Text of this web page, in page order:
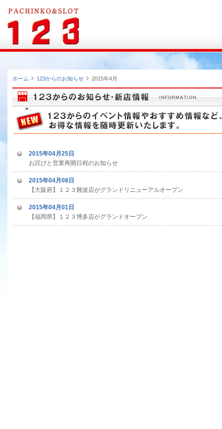
ホーム 123からのお知らせ 2015年4月
2015年04月25日
お詫びと営業再開日程のお知らせ
2015年04月08日
【大阪府】１２３難波店がグランドリニューアルオープン
2015年04月01日
【福岡県】１２３博多店がグランドオープン